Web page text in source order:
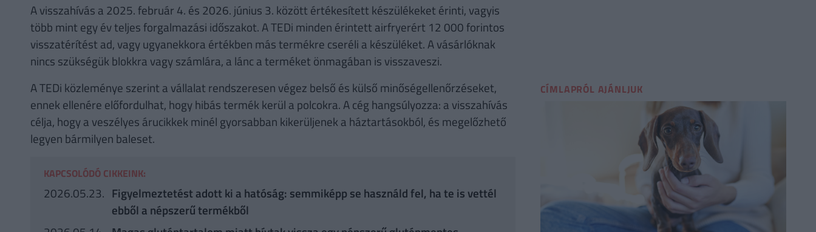
A visszahívás a 2025. február 4. és 2026. június 3. között értékesített készülékeket érinti, vagyis
több mint egy év teljes forgalmazási időszakot. A TEDi minden érintett airfryerért 12 000 forintos
visszatérítést ad, vagy ugyanekkora értékben más termékre cseréli a készüléket. A vásárlóknak
nincs szükségük blokkra vagy számlára, a lánc a terméket önmagában is visszaveszi.
A TEDi közleménye szerint a vállalat rendszeresen végez belső és külső minőségellenőrzéseket,
ennek ellenére előfordulhat, hogy hibás termék kerül a polcokra. A cég hangsúlyozza: a visszahívás
célja, hogy a veszélyes árucikkek minél gyorsabban kikerüljenek a háztartásokból, és megelőzhető
legyen bármilyen baleset.
KAPCSOLÓDÓ CIKKEINK:
2026.05.23. Figyelmeztetést adott ki a hatóság: semmiképp se használd fel, ha te is vettél
ebből a népszerű termékből
CÍMLAPRÓL AJÁNLJUK